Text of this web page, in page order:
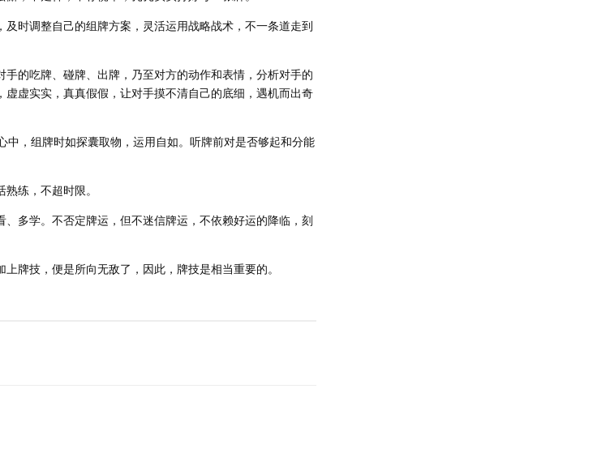
时调整自己的组牌方案，灵活运用战略战术，不一条道走到
的吃牌、碰牌、出牌，乃至对方的动作和表情，分析对手的
虚实实，真真假假，让对手摸不清自己的底细，遇机而出奇
，组牌时如探囊取物，运用自如。听牌前对是否够起和分能
练，不超时限。
多学。不否定牌运，但不迷信牌运，不依赖好运的降临，刻
技，便是所向无敌了，因此，牌技是相当重要的。